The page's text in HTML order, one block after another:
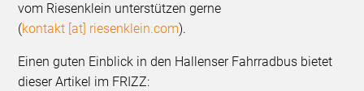
vom Riesenklein unterstützen gerne
(kontakt [at] riesenklein.com).
Einen guten Einblick in den Hallenser Fahrradbus bietet
dieser Artikel im FRIZZ: